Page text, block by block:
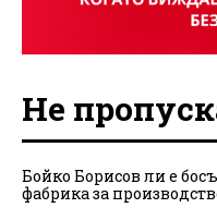
Не
Бойко Борисов ли е
фабрика за